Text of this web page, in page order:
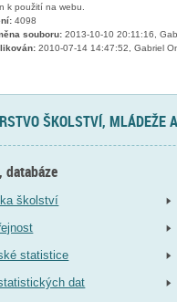
k použití na webu.
4098
souboru: 2013-10-10 20:11:16,
2010-07-14 14:47:52, Gabriel
ŠKOLSTVÍ, MLÁDEŽE
databáze
školství
statistice
dat